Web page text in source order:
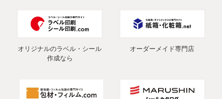
オリジナルのラベル・シール
作成なら
オーダーメイド専門店